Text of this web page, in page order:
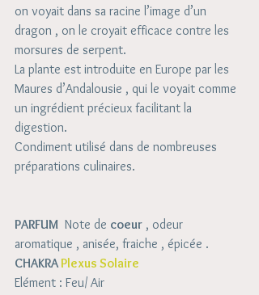
on voyait dans sa racine l’image d’un
dragon , on le croyait efficace contre les
morsures de serpent.
La plante est introduite en Europe par les
Maures d’Andalousie , qui le voyait comme
un ingrédient précieux facilitant la
digestion.
Condiment utilisé dans de nombreuses
préparations culinaires.
PARFUM
  Note de
coeur , odeur
aromatique , anisée, fraiche , épicée .
CHAKRA Plexus Solaire
Elément : Feu/ Air